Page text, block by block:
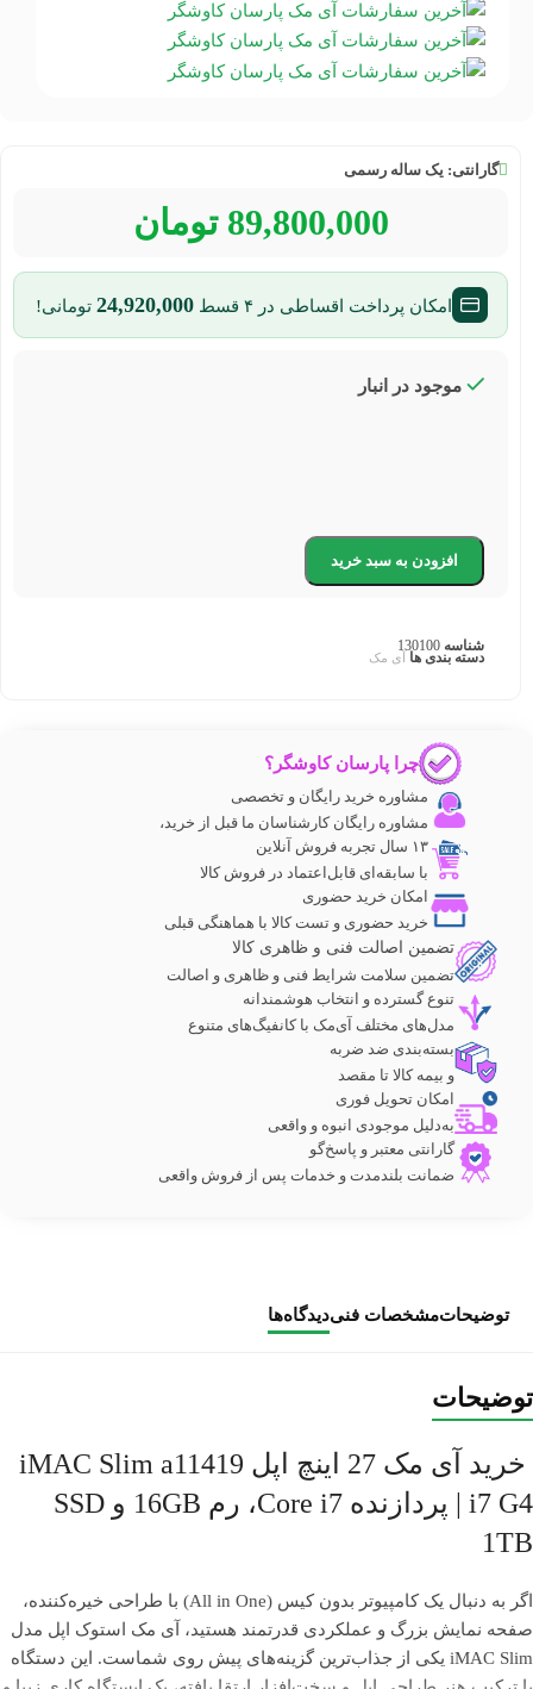
گارانتی: یک ساله رسمی
89,800,000 تومان
امکان پرداخت اقساطی در ۴ قسط 24,920,000 تومانی!
موجود در انبار
افزودن به سبد خرید
شناسه 130100
دسته بندی ها آی مک
چرا پارسان کاوشگر؟
مشاوره خرید رایگان و تخصصی
مشاوره رایگان کارشناسان ما قبل از خرید،
۱۳ سال تجربه فروش آنلاین
با سابقه‌ای قابل‌اعتماد در فروش کالا
امکان خرید حضوری
خرید حضوری و تست کالا با هماهنگی قبلی
تضمین اصالت فنی و ظاهری کالا
تضمین سلامت شرایط فنی و ظاهری و اصالت
تنوع گسترده و انتخاب هوشمندانه
مدل‌های مختلف آی‌مک با کانفیگ‌های متنوع
بسته‌بندی ضد ضربه
و بیمه کالا تا مقصد
امکان تحویل فوری
به‌دلیل موجودی انبوه و واقعی
گارانتی معتبر و پاسخ‌گو
ضمانت بلندمدت و خدمات پس از فروش واقعی
توضیحاتمشخصات فنیدیدگاه‌ها
توضیحات
خرید آی مک 27 اینچ اپل iMAC Slim a11419
i7 G4 | پردازنده Core i7، رم 16GB و SSD
1TB
اگر به دنبال یک کامپیوتر بدون کیس (All in One) با طراحی خیره‌کننده،
صفحه نمایش بزرگ و عملکردی قدرتمند هستید، آی مک استوک اپل مدل
iMAC Slim یکی از جذاب‌ترین گزینه‌های پیش روی شماست. این دستگاه